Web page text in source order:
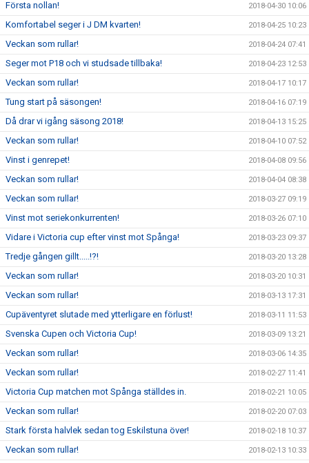
Första nollan! 2018-04-30 10:06
Komfortabel seger i J DM kvarten! 2018-04-25 10:23
Veckan som rullar! 2018-04-24 07:41
Seger mot P18 och vi studsade tillbaka! 2018-04-23 12:53
Veckan som rullar! 2018-04-17 10:17
Tung start på säsongen! 2018-04-16 07:19
Då drar vi igång säsong 2018! 2018-04-13 15:25
Veckan som rullar! 2018-04-10 07:52
Vinst i genrepet! 2018-04-08 09:56
Veckan som rullar! 2018-04-04 08:38
Veckan som rullar! 2018-03-27 09:19
Vinst mot seriekonkurrenten! 2018-03-26 07:10
Vidare i Victoria cup efter vinst mot Spånga! 2018-03-23 09:37
Tredje gången gillt.....!?! 2018-03-20 13:28
Veckan som rullar! 2018-03-20 10:31
Veckan som rullar! 2018-03-13 17:31
Cupäventyret slutade med ytterligare en förlust! 2018-03-11 11:53
Svenska Cupen och Victoria Cup! 2018-03-09 13:21
Veckan som rullar! 2018-03-06 14:35
Veckan som rullar! 2018-02-27 11:41
Victoria Cup matchen mot Spånga ställdes in. 2018-02-21 10:05
Veckan som rullar! 2018-02-20 07:03
Stark första halvlek sedan tog Eskilstuna över! 2018-02-18 10:37
Veckan som rullar! 2018-02-13 10:33